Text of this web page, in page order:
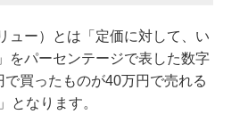
ュー）とは「定価に対して、い
をパーセンテージで表した数字
買ったものが40万円で売れる
となります。